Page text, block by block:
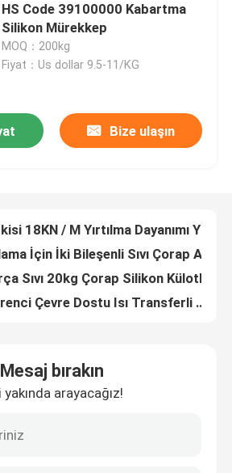
geçin
HS Code 39100000 Kabartma
Silikon Mürekkep
MOQ：200kg
Fiyat：Us dollar 9.5-11/KG
Bize ulaşın
Kabartma Etkisi 18KN / M Yırtılma Dayanımı Yüksek Sıcaklık Silikon Kalıp Kauçuğu
Pamuk İçin Yüksek Ribaund 2 Parçalı Esnek Isı Transfer Mürekkebi
Normal Kağıda FDA Çatlak Olmayan Süblimasyon Mürekkebi
Logo Baskı Etiketi İçin Isı Basınlı OEKO Tex 20kg Kür Plastisol Mürekkep
İçin İyi Çekme 20kg Mürekkep
Mesaj bırakın
yakında arayacağız!